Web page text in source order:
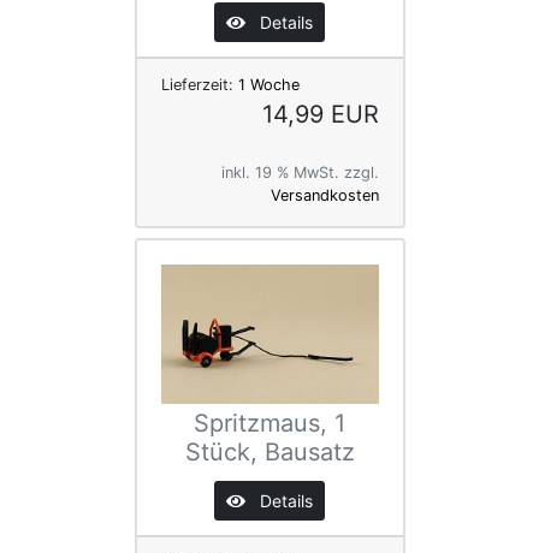
Details
Lieferzeit: 1 Woche
14,99 EUR
inkl. 19 % MwSt. zzgl.
Versandkosten
Spritzmaus, 1
Stück, Bausatz
Details